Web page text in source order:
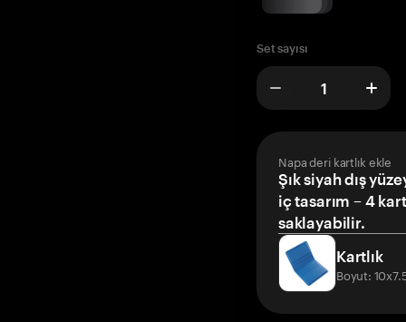
Set sayısı
Napa deri kartlık ekle
Şık siyah dış
iç tasarım – 4
saklayabilir.
Kartlık
Boyut: